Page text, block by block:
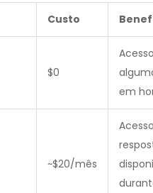
Custo
$0
em
~$20/mês